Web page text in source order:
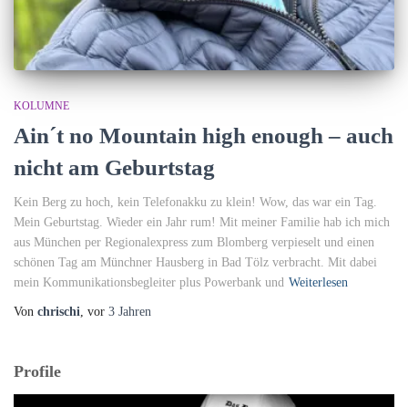
KOLUMNE
Ain´t no Mountain high enough – auch
nicht am Geburtstag
Kein Berg zu hoch, kein Telefonakku zu klein! Wow, das war ein Tag.
Mein Geburtstag. Wieder ein Jahr rum! Mit meiner Familie hab ich mich
aus München per Regionalexpress zum Blomberg verpieselt und einen
schönen Tag am Münchner Hausberg in Bad Tölz verbracht. Mit dabei
mein Kommunikationsbegleiter plus Powerbank und Weiterlesen
Von chrischi , vor 3 Jahren
Profile